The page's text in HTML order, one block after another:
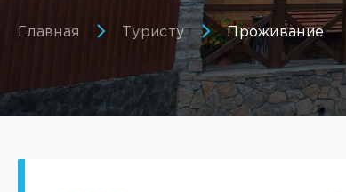
Главная Туристу Проживание